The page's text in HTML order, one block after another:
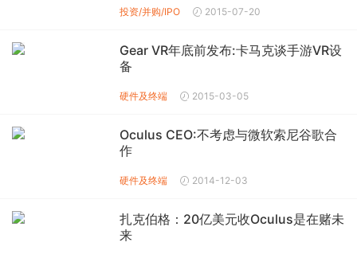
投资/并购/IPO 2015-07-20
Gear VR年底前发布:卡马克谈手游VR设
备
硬件及终端 2015-03-05
Oculus CEO:不考虑与微软索尼谷歌合
作
硬件及终端 2014-12-03
扎克伯格：20亿美元收Oculus是在赌未
来